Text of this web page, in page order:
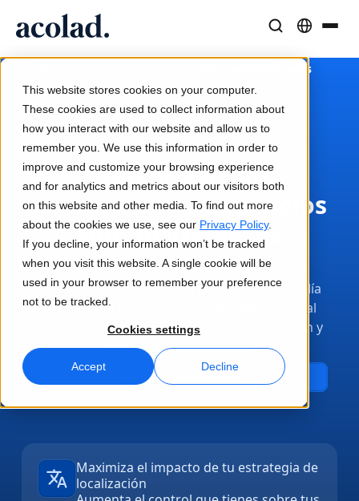
This website stores cookies on your computer.
These cookies are used to collect information about
how you interact with our website and allow us to
remember you. We use this information in order to
improve and customize your browsing experience
and for analytics and metrics about our visitors both
on this website and other media. To find out more
about the cookies we use, see our Privacy Policy.
If you decline, your information won’t be tracked
when you visit this website. A single cookie will be
used in your browser to remember your preference
not to be tracked.
Cookies settings
Accept Decline
Traducción
Velocidad de IA, precisión humana
Interpretación
Comunicación fluida, en cualquier lugar
Medios y Entretenimiento
Lleva historias a cada pantalla
Consultoría y Externalización
Transcripción
Convierta audio en acción
Lia Translate
Traducciones instantáneas alineadas con tu marca
Conectividad
Integración de flujos de trabajo simplificada
Interpretación por IA
Traducción de voz en tiempo real
Garantía de calidad
Servicios de datos de IA
Potencia la IA con datos de calidad
Casos de éxito
Resultados reales de nuestros clientes
Artículos
Opiniones expertas sobre contenido global
Ebooks
Guías y estrategias detalladas
Webinars a demanda
Sobre Acolad
Sostenibilidad
Partners
Noticias
Carreras
Servicios administrados
Tercerización
internacional y servicios
administrados de
localización
Maximiza el impacto de la localización y amplía
tus equipos para lograr el éxito internacional
con servicios internacionales de tercerización y
gestión de la localización.
Contacta con nosotros
Maximiza el impacto de tu estrategia de
localización